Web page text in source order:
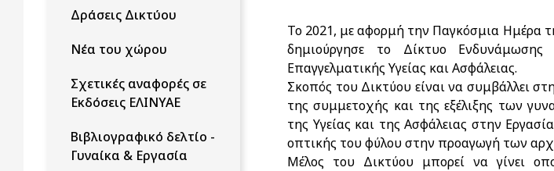
Δράσεις Δικτύου
Νέα του χώρου
Σχετικές αναφορές σε
Εκδόσεις ΕΛΙΝΥΑΕ
Βιβλιογραφικό δελτίο -
Γυναίκα & Εργασία
Το 2021, με αφορμή την Παγκόσμια Ημέρα
δημιούργησε το Δίκτυο
Επαγγελματικής Υγείας και Ασφάλειας.
Σκοπός του Δικτύου είναι να συμβάλλει
της συμμετοχής και της εξέλιξης των
της Υγείας και της Ασφάλειας στην
οπτικής του φύλου στην προαγωγή των
Μέλος του Δικτύου μπορεί να γίνει